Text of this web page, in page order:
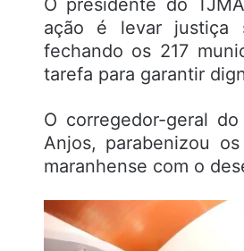
ação é levar justiça
fechando os 217
tarefa para garantir
O corregedor-geral
Anjos, parabenizou
maranhense com o